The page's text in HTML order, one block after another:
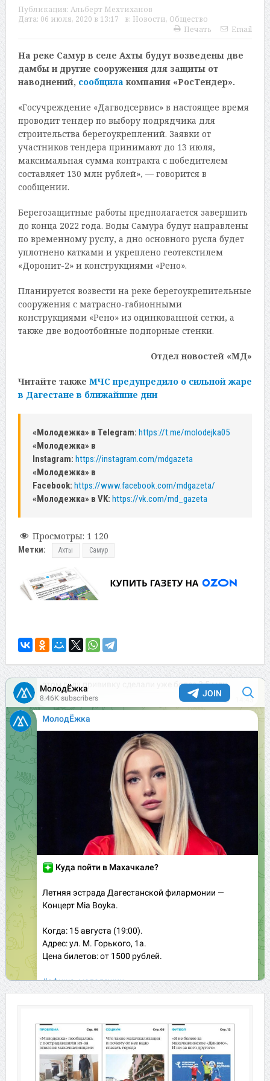
Публикация: Альберт Мехтиханов
Дата: 06 июля, 2020 в 13:17 в: Новости, Общество
Печать
Email
На реке Самур в селе Ахты будут возведены две
дамбы и другие сооружения для защиты от
наводнений, сообщила компания «РосТендер».
«Госучреждение «Дагводсервис» в настоящее время
проводит тендер по выбору подрядчика для
строительства берегоукреплений. Заявки от
участников тендера принимают до 13 июля,
максимальная сумма контракта с победителем
составляет 130 млн рублей», — говорится в
сообщении.
Берегозащитные работы предполагается завершить
до конца 2022 года. Воды Самура будут направлены
по временному руслу, а дно основного русла будет
уплотнено катками и укреплено геотекстилем
«Доронит-2» и конструкциями «Рено».
Планируется возвести на реке берегоукрепительные
сооружения с матрасно-габионными
конструкциями «Рено» из оцинкованной сетки, а
также две водоотбойные подпорные стенки.
Отдел новостей «МД»
Читайте также МЧС предупредило о сильной жаре
в Дагестане в ближайшие дни
«Молодежка» в Telegram: https://t.me/molodejka05
«Молодежка» в
Instagram: https://instagram.com/mdgazeta
«Молодежка» в
Facebook: https://www.facebook.com/mdgazeta/
«Молодежка» в VK: https://vk.com/md_gazeta
Просмотры: 1 120
Метки: Ахты Самур